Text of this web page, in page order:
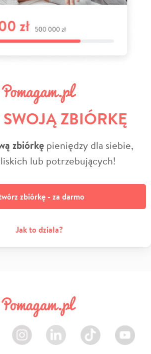
ZBIÓRKĘ
zbiórkę pieniędzy dla siebie,
lub potrzebujących!
zbiórkę - za darmo
Jak to działa?
Instagram LinkedIn TikTok Youtube